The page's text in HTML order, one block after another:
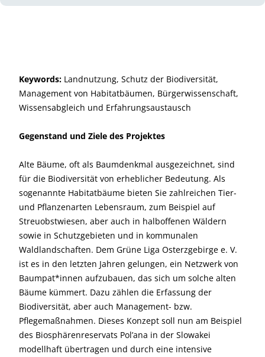
Keywords: Landnutzung, Schutz der Biodiversität,
Management von Habitatbäumen, Bürgerwissenschaft,
Wissensabgleich und Erfahrungsaustausch
Gegenstand und Ziele des Projektes
Alte Bäume, oft als Baumdenkmal ausgezeichnet, sind
für die Biodiversität von erheblicher Bedeutung. Als
sogenannte Habitatbäume bieten Sie zahlreichen Tier-
und Pflanzenarten Lebensraum, zum Beispiel auf
Streuobstwiesen, aber auch in halboffenen Wäldern
sowie in Schutzgebieten und in kommunalen
Waldlandschaften. Dem Grüne Liga Osterzgebirge e. V.
ist es in den letzten Jahren gelungen, ein Netzwerk von
Baumpat*innen aufzubauen, das sich um solche alten
Bäume kümmert. Dazu zählen die Erfassung der
Biodiversität, aber auch Management- bzw.
Pflegemaßnahmen. Dieses Konzept soll nun am Beispiel
des Biosphärenreservats Pol’ana in der Slowakei
modellhaft übertragen und durch eine intensive